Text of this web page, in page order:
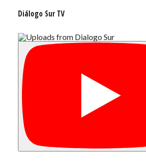
Diálogo Sur TV